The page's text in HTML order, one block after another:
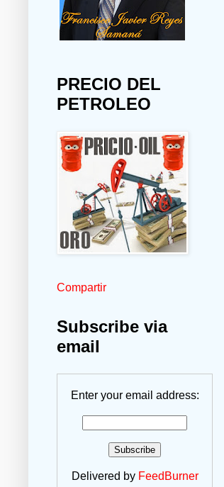
PRECIO DEL
PETROLEO
Compartir
Subscribe via
email
Enter your email address:
Delivered by FeedBurner